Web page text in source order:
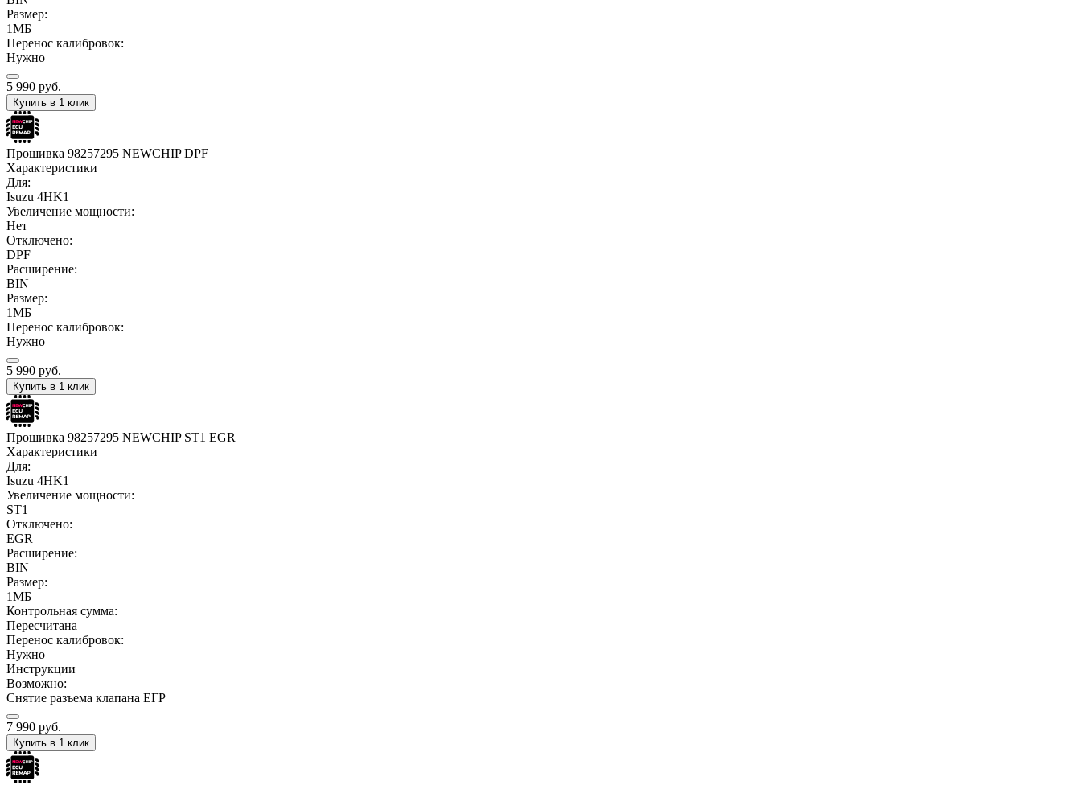
Размер:
1МБ
Перенос калибровок:
Нужно
5 990 руб.
Купить в 1 клик
Прошивка 98257295 NEWCHIP DPF
Характеристики
Для:
Isuzu 4HK1
Увеличение мощности:
Нет
Отключено:
DPF
Расширение:
BIN
Размер:
1МБ
Перенос калибровок:
Нужно
5 990 руб.
Купить в 1 клик
Прошивка 98257295 NEWCHIP ST1 EGR
Характеристики
Для:
Isuzu 4HK1
Увеличение мощности:
ST1
Отключено:
EGR
Расширение:
BIN
Размер:
1МБ
Контрольная сумма:
Пересчитана
Перенос калибровок:
Нужно
Инструкции
Возможно:
Снятие разъема клапана ЕГР
7 990 руб.
Купить в 1 клик